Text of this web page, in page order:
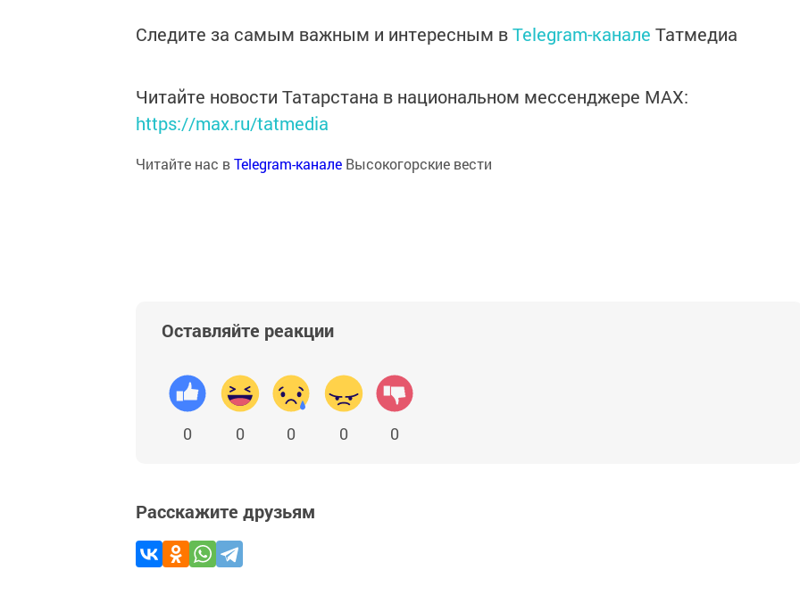
Следите за самым важным и интересным вTelegram-канале Татмедиа
Читайте новости Татарстана в национальном мессенджере MАХ:
https://max.ru/tatmedia
Читайте нас вTelegram-канале Высокогорские вести
Оставляйте реакции
0 0 0 0 0
Расскажите друзьям